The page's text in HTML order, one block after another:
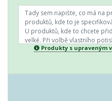
Produkty s upraveným